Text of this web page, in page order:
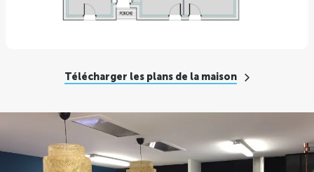
Télécharger les plans de la maison